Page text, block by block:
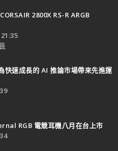
2800X RS-R ARGB
速成長的 AI 推論市場帶來先進運
RGB 電競耳機八月在台上市